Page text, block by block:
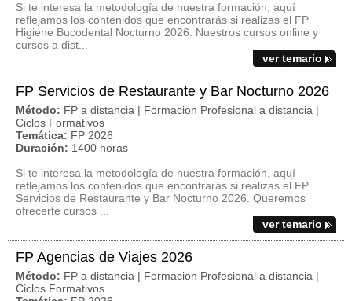
Si te interesa la metodología de nuestra formación, aquí
reflejamos los contenidos que encontrarás si realizas el FP
Higiene Bucodental Nocturno 2026. Nuestros cursos online y
cursos a dist...
ver temario
FP Servicios de Restaurante y Bar Nocturno 2026
Método: FP a distancia | Formacion Profesional a distancia |
Ciclos Formativos
Temática: FP 2026
Duración: 1400 horas
Si te interesa la metodología de nuestra formación, aquí
reflejamos los contenidos que encontrarás si realizas el FP
Servicios de Restaurante y Bar Nocturno 2026. Queremos
ofrecerte cursos ...
ver temario
FP Agencias de Viajes 2026
Método: FP a distancia | Formacion Profesional a distancia |
Ciclos Formativos